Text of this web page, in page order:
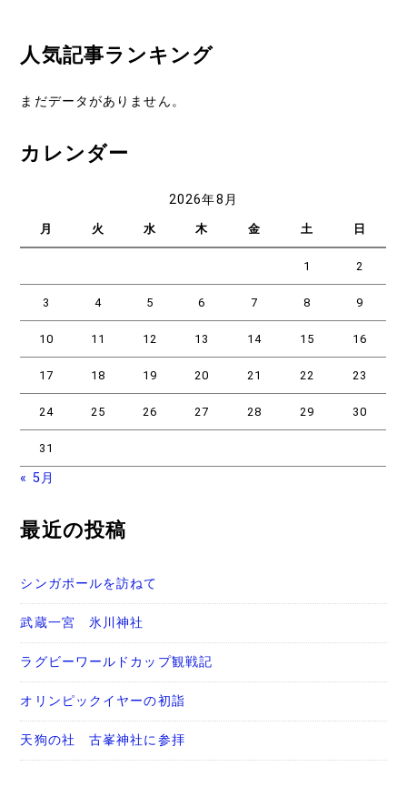
ビ
ゲ
シ
人気記事ランキング
まだデータがありません。
カレンダー
2026年8月
月 火 水 木 金 土 日
1 2
3 4 5 6 7 8 9
10 11 12 13 14 15 16
17 18 19 20 21 22 23
24 25 26 27 28 29 30
31
« 5月
最近の投稿
シンガポールを訪ねて
武蔵一宮 氷川神社
ラグビーワールドカップ観戦記
オリンピックイヤーの初詣
天狗の社 古峯神社に参拝